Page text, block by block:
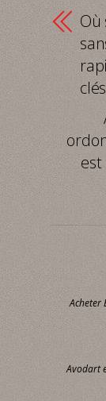
Où
Acheter
Avodart